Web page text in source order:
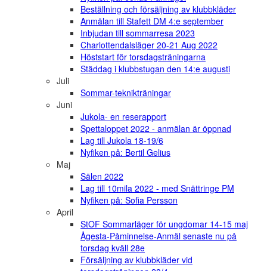
Beställning och försäljning av klubbkläder
Anmälan till Stafett DM 4:e september
Inbjudan till sommarresa 2023
Charlottendalsläger 20-21 Aug 2022
Höststart för torsdagsträningarna
Städdag i klubbstugan den 14:e augusti
Juli
Sommar-teknikträningar
Juni
Jukola- en reserapport
Spettaloppet 2022 - anmälan är öppnad
Lag till Jukola 18-19/6
Nyfiken på: Bertil Gelius
Maj
Sälen 2022
Lag till 10mila 2022 - med Snättringe PM
Nyfiken på: Sofia Persson
April
StOF Sommarläger för ungdomar 14-15 maj
Ågesta-Påminnelse-Anmäl senaste nu på
torsdag kväll 28e
Försäljning av klubbkläder vid